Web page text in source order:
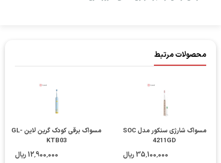
محصولات مرتبط
مسواک شارژی سنکور مدل SOC
4211GD
35٬100٬000 ریال
مسواک برقی کودک گرین لاین GL-
KTB03
12٬900٬000 ریال